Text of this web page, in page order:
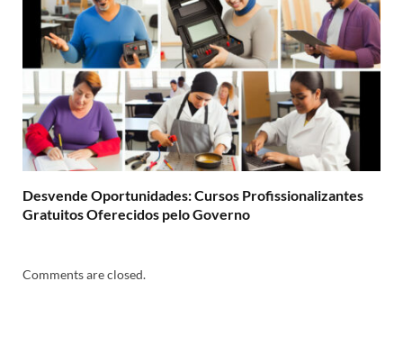
Desvende Oportunidades: Cursos Profissionalizantes
Gratuitos Oferecidos pelo Governo
Comments are closed.